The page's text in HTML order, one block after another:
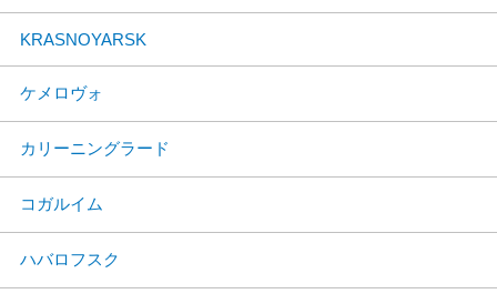
KRASNOYARSK
ケメロヴォ
カリーニングラード
コガルイム
ハバロフスク